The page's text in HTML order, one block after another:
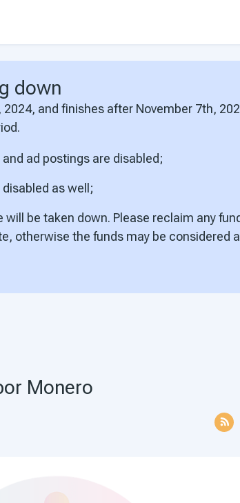
down
and finishes after November 7th,
ad postings are disabled;
as well;
be taken down. Please reclaim any
otherwise the funds may be considered
Monero